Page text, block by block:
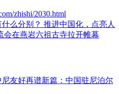
zhishi/2030.html
么分别？ 推进中国化，点亮人
会在燕岩六祖古寺拉开帷幕